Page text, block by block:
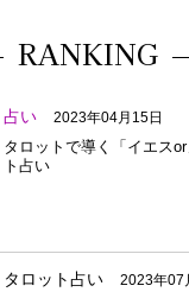
RANKING
占い 2023年04月15日
タロットで導く「イエス
ト占い
タロット占い 2023年07